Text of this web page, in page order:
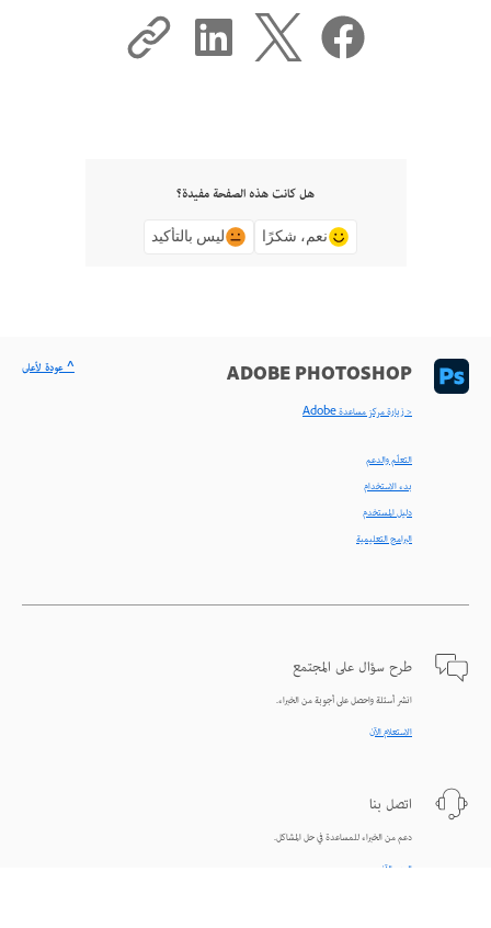
هل كانت هذه الصفحة مفيدة؟
نعم، شكرًا ليس بالتأكيد
ADOBE PHOTOSHOP
< زيارة مركز مساعدة Adobe
التعلّم والدعم
بدء الاستخدام
دليل المستخدم
البرامج التعليمية
طرح سؤال على المجتمع
انشر أسئلة واحصل على أجوبة من الخبراء.
الاستعلام الآن
اتصل بنا
دعم من الخبراء للمساعدة في حل المشاكل.
البدء الآن
^ عودة لأعلى